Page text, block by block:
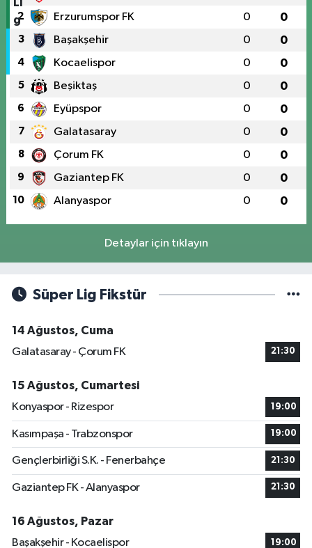
2 Erzurumspor FK 0 0
3 Başakşehir 0 0
4 Kocaelispor 0 0
5 Beşiktaş 0 0
6 Eyüpspor 0 0
7 Galatasaray 0 0
8 Çorum FK 0 0
9 Gaziantep FK 0 0
10 Alanyaspor 0 0
Detaylar için tıklayın
Süper Lig Fikstür
14 Ağustos, Cuma
Galatasaray - Çorum FK
21:30
15 Ağustos, Cumartesi
Konyaspor - Rizespor
19:00
Kasımpaşa - Trabzonspor 19:00
Gençlerbirliği S.K. - Fenerbahçe 21:30
Gaziantep FK - Alanyaspor 21:30
16 Ağustos, Pazar
Başakşehir - Kocaelispor
19:00